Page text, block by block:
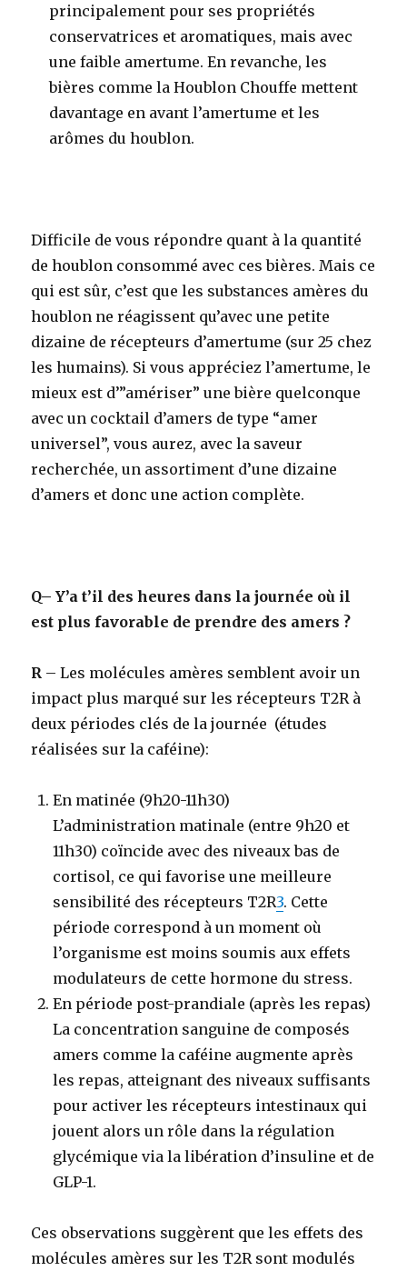
principalement pour ses propriétés
conservatrices et aromatiques, mais avec
une faible amertume. En revanche, les
bières comme la Houblon Chouffe mettent
davantage en avant l’amertume et les
arômes du houblon.
Difficile de vous répondre quant à la quantité
de houblon consommé avec ces bières. Mais ce
qui est sûr, c’est que les substances amères du
houblon ne réagissent qu’avec une petite
dizaine de récepteurs d’amertume (sur 25 chez
les humains). Si vous appréciez l’amertume, le
mieux est d’”amériser” une bière quelconque
avec un cocktail d’amers de type “amer
universel”, vous aurez, avec la saveur
recherchée, un assortiment d’une dizaine
d’amers et donc une action complète.
Q– Y’a t’il des heures dans la journée où il
est plus favorable de prendre des amers ?
R –Les molécules amères semblent avoir un
impact plus marqué sur les récepteurs T2R à
deux périodes clés de la journée (études
réalisées sur la caféine):
En matinée (9h20-11h30)
L’administration matinale (entre 9h20 et
11h30) coïncide avec des niveaux bas de
cortisol, ce qui favorise une meilleure
sensibilité des récepteurs T2R3. Cette
période correspond à un moment où
l’organisme est moins soumis aux effets
modulateurs de cette hormone du stress.
En période post-prandiale (après les repas)
La concentration sanguine de composés
amers comme la caféine augmente après
les repas, atteignant des niveaux suffisants
pour activer les récepteurs intestinaux qui
jouent alors un rôle dans la régulation
glycémique via la libération d’insuline et de
GLP-1.
Ces observations suggèrent que les effets des
molécules amères sur les T2R sont modulés